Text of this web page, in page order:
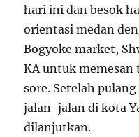
hari ini dan besok
orientasi medan
Bogyoke market,
KA untuk memesan
sore. Setelah
jalan-jalan di kota
dilanjutkan.